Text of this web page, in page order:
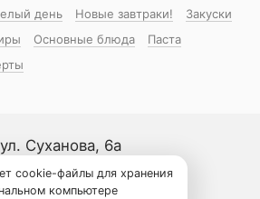
день Новые завтраки!
Закуски
Основные блюда
Паста
Суханова, 6а
cookie-файлы для хранения
компьютере